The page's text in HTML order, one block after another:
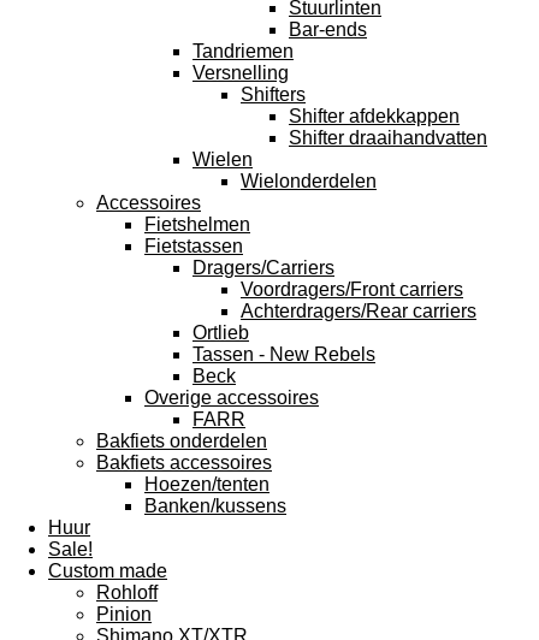
Stuurlinten
Bar-ends
Tandriemen
Versnelling
Shifters
Shifter afdekkappen
Shifter draaihandvatten
Wielen
Wielonderdelen
Accessoires
Fietshelmen
Fietstassen
Dragers/Carriers
Voordragers/Front carriers
Achterdragers/Rear carriers
Ortlieb
Tassen - New Rebels
Beck
Overige accessoires
FARR
Bakfiets onderdelen
Bakfiets accessoires
Hoezen/tenten
Banken/kussens
Huur
Sale!
Custom made
Rohloff
Pinion